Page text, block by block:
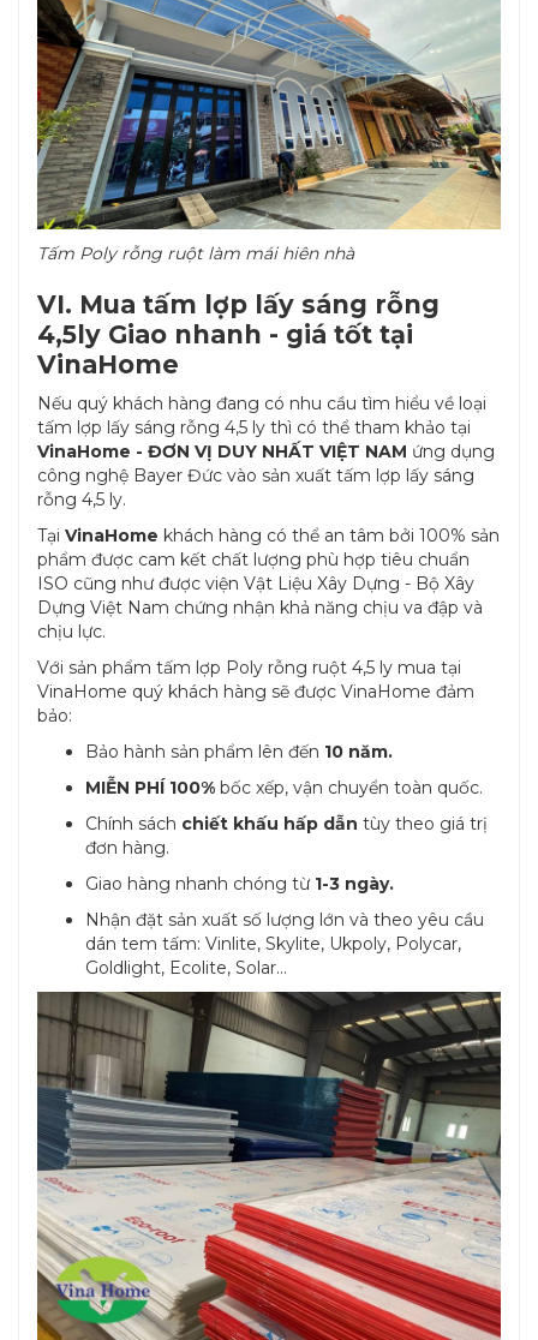
Tấm Poly rỗng ruột làm mái hiên nhà
VI. Mua tấm lợp lấy sáng rỗng
4,5ly Giao nhanh - giá tốt tại
VinaHome
Nếu quý khách hàng đang có nhu cầu tìm hiểu về loại
tấm lợp lấy sáng rỗng 4,5 ly thì có thể tham khảo tại
VinaHome - ĐƠN VỊ DUY NHẤT VIỆT NAM ứng dụng
công nghệ Bayer Đức vào sản xuất tấm lợp lấy sáng
rỗng 4,5 ly.
Tại VinaHome khách hàng có thể an tâm bởi 100% sản
phẩm được cam kết chất lượng phù hợp tiêu chuẩn
ISO cũng như được viện Vật Liệu Xây Dựng - Bộ Xây
Dựng Việt Nam chứng nhận khả năng chịu va đập và
chịu lực.
Với sản phẩm tấm lợp Poly rỗng ruột 4,5 ly mua tại
VinaHome quý khách hàng sẽ được VinaHome đảm
bảo:
Bảo hành sản phẩm lên đến 10 năm.
MIỄN PHÍ 100% bốc xếp, vận chuyển toàn quốc.
Chính sách chiết khấu hấp dẫn tùy theo giá trị
đơn hàng.
Giao hàng nhanh chóng từ 1-3 ngày.
Nhận đặt sản xuất số lượng lớn và theo yêu cầu
dán tem tấm: Vinlite, Skylite, Ukpoly, Polycar,
Goldlight, Ecolite, Solar…